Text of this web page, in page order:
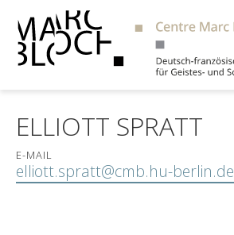
ELLIOTT SPRATT
E-MAIL
elliott.spratt@cmb.hu-berlin.de